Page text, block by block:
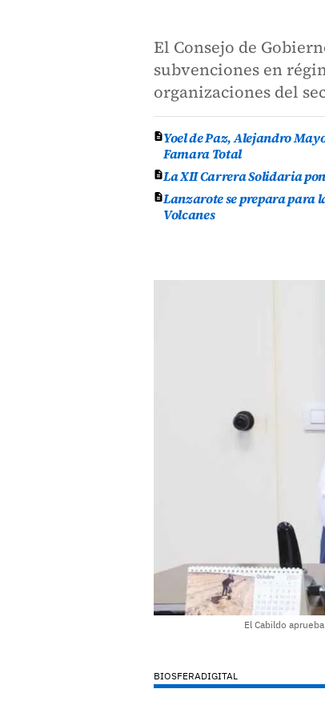
El Consejo de
subvenciones en
organizaciones del
Yoel de Paz, Alejandro
Famara Total
La XII Carrera Solidaria
Lanzarote se prepara para
Volcanes
El Cabildo
BIOSFERADIGITAL